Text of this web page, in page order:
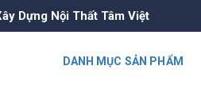
Dựng Nội Thất Tâm Việt
DANH MỤC SẢN PHẨM